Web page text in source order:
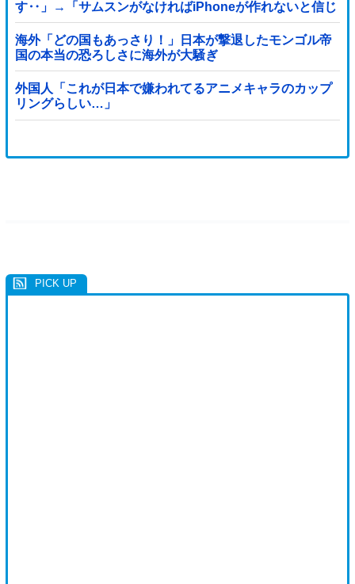
す‥」→「サムスンがなければiPhoneが作れないと信じ
ていたのに‥」
海外「どの国もあっさり！」日本が撃退したモンゴル帝
国の本当の恐ろしさに海外が大騒ぎ
外国人「これが日本で嫌われてるアニメキャラのカップ
リングらしい…」